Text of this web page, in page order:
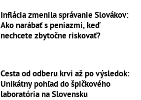
Inflácia zmenila správanie Slovákov:
Ako narábať s peniazmi, keď
nechcete zbytočne riskovať?
Cesta od odberu krvi až po výsledok:
Unikátny pohľad do špičkového
laboratória na Slovensku